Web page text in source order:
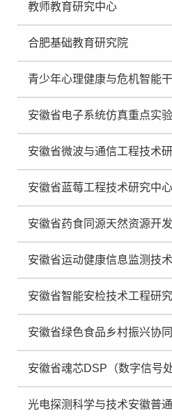
教师教育研究中心
合肥基础教育研究院
安徽省电子系统仿真重点实
安徽省微波与通信工程技术
安徽省蓝莓工程技术研究中心
安徽省运动健康信息监测技
安徽省智能安检技术工程研
安徽省绿色食品乡村振兴协
光电探测科学与技术安徽普